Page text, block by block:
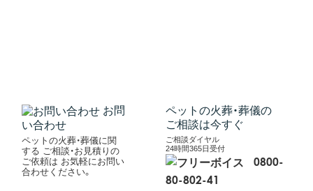
お問
い合わせ
ペットの火葬・葬儀に関
する ご相談・お見積りの
ご依頼は お気軽にお問い
合わせください。
ペットの火葬・葬儀の
ご相談は今すぐ
ご相談ダイヤル
24時間365日受付
0800-
80-802-41